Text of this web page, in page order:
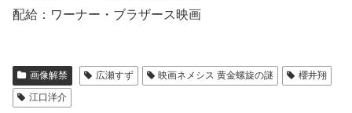
配給：ワーナー・ブラザース映画
画像解禁 広瀬すず 映画ネメシス 黄金螺旋の謎
櫻井翔
江口洋介